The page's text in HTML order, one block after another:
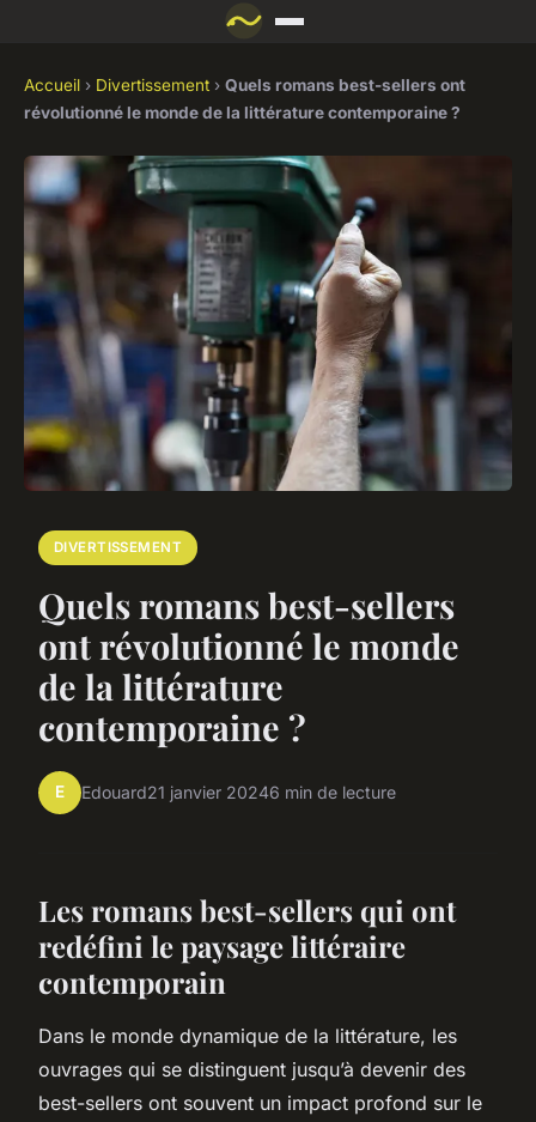
Accueil › Divertissement › Quels romans best-sellers ont
révolutionné le monde de la littérature contemporaine ?
DIVERTISSEMENT
Quels romans best-sellers
ont révolutionné le monde
de la littérature
contemporaine ?
E Edouard21 janvier 20246 min de lecture
Les romans best-sellers qui ont
redéfini le paysage littéraire
contemporain
Dans le monde dynamique de la littérature, les
ouvrages qui se distinguent jusqu’à devenir des
best-sellers ont souvent un impact profond sur le